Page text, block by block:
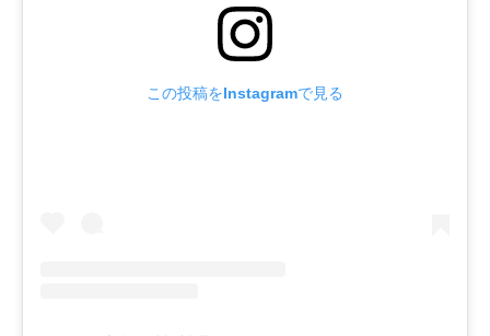
この投稿をInstagramで見る